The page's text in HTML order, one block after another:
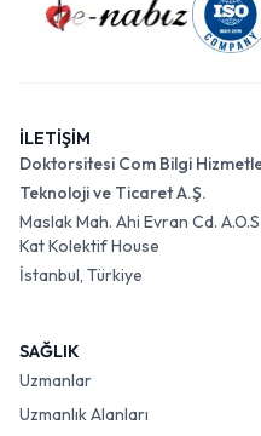
İLETİŞİM
Doktorsitesi Com Bilgi
Teknoloji ve Ticaret A.Ş.
Maslak Mah. Ahi Evran Cd.
Kat Kolektif House
İstanbul, Türkiye
SAĞLIK
Uzmanlar
Uzmanlık Alanları